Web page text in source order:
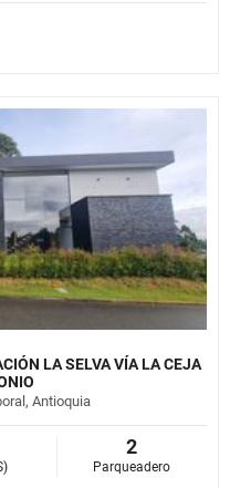
LA SELVA VÍA LA CEJA
Antioquia
2
Parqueadero